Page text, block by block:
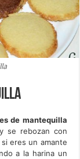
de mantequilla
se rebozan con
eres un amante
a la harina un